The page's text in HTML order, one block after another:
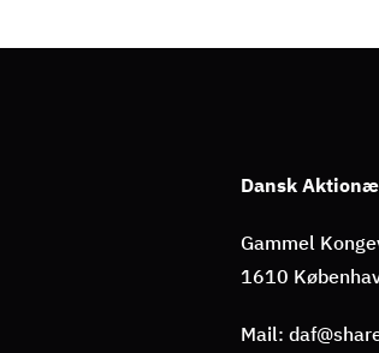
Dansk
Gammel
1610
Mail: